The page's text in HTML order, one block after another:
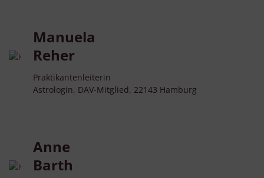
Manuela
Reher
Praktikantenleiterin
Astrologin, DAV-Mitglied, 22143 Hamburg
Anne
Barth